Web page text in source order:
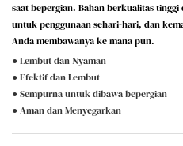
saat bepergian. Bahan berkualitas
untuk penggunaan sehari-hari, dan
Anda membawanya ke mana pun.
● Lembut dan Nyaman
● Efektif dan Lembut
● Sempurna untuk dibawa bepergian
● Aman dan Menyegarkan